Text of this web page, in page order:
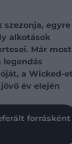
egyre
alkotások
Már
legendás
a Wicked-
év elején
forrásként